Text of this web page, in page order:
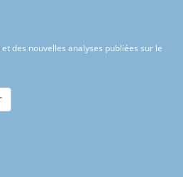
des nouvelles analyses publiées sur le